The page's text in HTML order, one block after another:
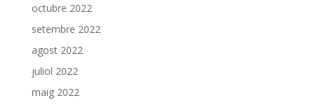
octubre 2022
setembre 2022
agost 2022
juliol 2022
maig 2022